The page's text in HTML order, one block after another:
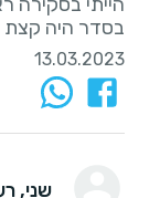
בסדר היה קצת
13.03.2023
שני,